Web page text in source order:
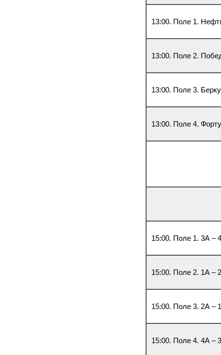
13:00. Поле 1.
13:00. Поле 2.
13:00. Поле 3.
13:00. Поле 4.
15:00. Поле 1. 3А –
15:00. Поле 2. 1А –
15:00. Поле 3. 2А –
15:00. Поле 4. 4А –